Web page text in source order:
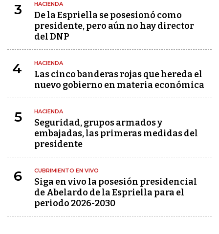
3 HACIENDA
De la Espriella se posesionó como
presidente, pero aún no hay director
del DNP
4 HACIENDA
Las cinco banderas rojas que hereda el
nuevo gobierno en materia económica
5 HACIENDA
Seguridad, grupos armados y
embajadas, las primeras medidas del
presidente
6 CUBRIMIENTO EN VIVO
Siga en vivo la posesión presidencial
de Abelardo de la Espriella para el
periodo 2026-2030